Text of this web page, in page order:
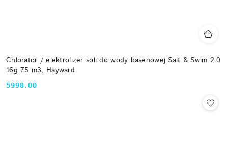
Chlorator / elektrolizer soli do wody basenowej Salt & Swim 2.0
16g 75 m3, Hayward
Cena:
5998.00